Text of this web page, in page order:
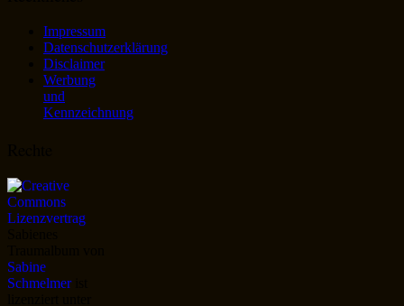
Impressum
Datenschutzerklärung
Disclaimer
Werbung
und
Kennzeichnung
Sabine
Schmelmerist